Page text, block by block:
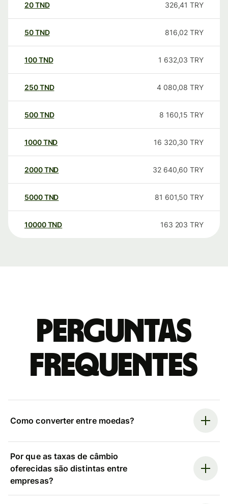
20TND 326,41 TRY
50TND 816,02 TRY
100TND 1 632,03 TRY
250TND 4 080,08 TRY
500TND 8 160,15 TRY
1000TND 16 320,30 TRY
2000TND 32 640,60 TRY
5000TND 81 601,50 TRY
10000 TND 163 203 TRY
Perguntas
frequentes
Como converter entre moedas?
Por que as taxas de câmbio
oferecidas são distintas entre
empresas?